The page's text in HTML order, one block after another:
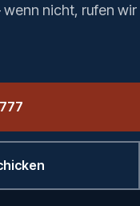
nicht, rufen wir